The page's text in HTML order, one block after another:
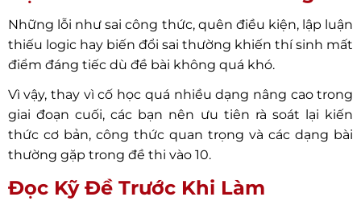
Những lỗi như sai công thức, quên điều kiện, lập luận
thiếu logic hay biến đổi sai thường khiến thí sinh mất
điểm đáng tiếc dù đề bài không quá khó.
Vì vậy, thay vì cố học quá nhiều dạng nâng cao trong
giai đoạn cuối, các bạn nên ưu tiên rà soát lại kiến
thức cơ bản, công thức quan trọng và các dạng bài
thường gặp trong đề thi vào 10.
Đọc Kỹ Đề Trước Khi Làm